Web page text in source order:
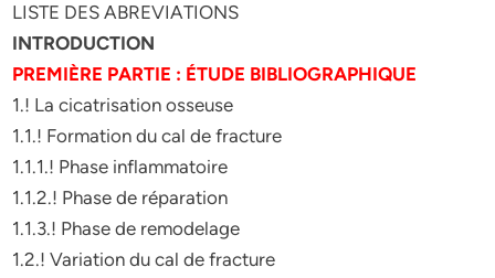
LISTE DES ABREVIATIONS
INTRODUCTION
PREMIÈRE PARTIE : ÉTUDE BIBLIOGRAPHIQUE
1.! La cicatrisation osseuse
1.1.! Formation du cal de fracture
1.1.1.! Phase inflammatoire
1.1.2.! Phase de réparation
1.1.3.! Phase de remodelage
1.2.! Variation du cal de fracture